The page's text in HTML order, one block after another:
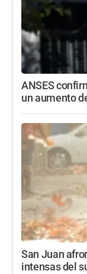
ANSES
un aumento
San Juan
intensas del